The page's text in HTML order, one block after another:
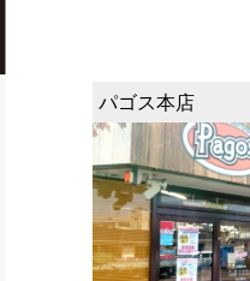
パゴス本店